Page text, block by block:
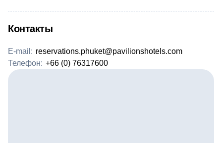
Контакты
E-mail: reservations.phuket@pavilionshotels.com
Телефон: +66 (0) 76317600